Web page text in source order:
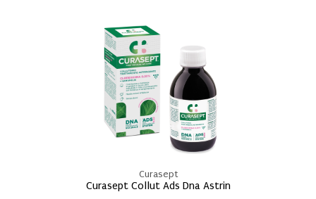
Curasept
Curasept Collut Ads Dna Astrin